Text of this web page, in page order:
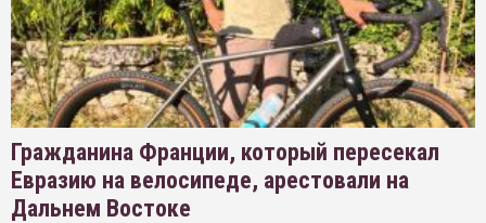
Гражданина Франции, который пересекал
Евразию на велосипеде, арестовали на
Дальнем Востоке